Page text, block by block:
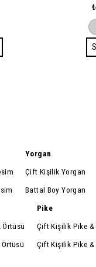
Yorgan
Çift Kişilik Yorgan
Battal Boy Yorgan
Pike
Çift Kişilik Pike &
Çift Kişilik Pike &